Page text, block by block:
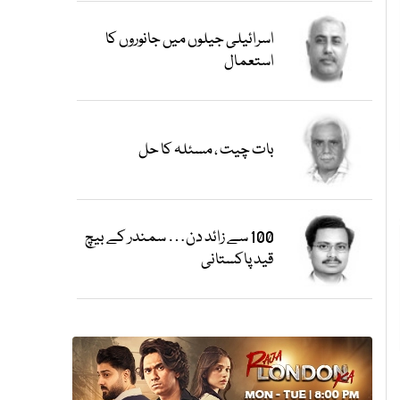
اسرائیلی جیلوں میں جانوروں کا
استعمال
بات چیت ، مسئلہ کا حل
100 سے زائد دن… سمندر کے بیچ
قید پاکستانی